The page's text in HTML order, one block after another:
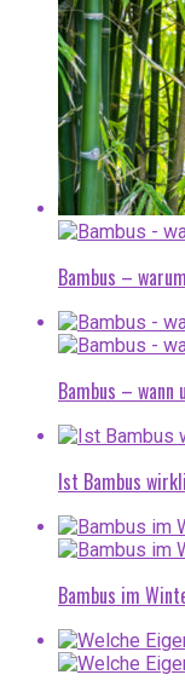
Bambus –
Bambus –
Ist Bambus
Bambus im